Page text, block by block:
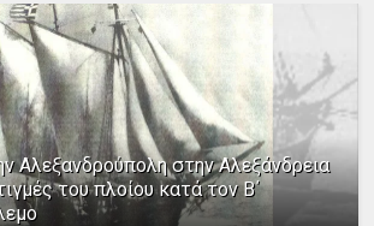
Αλεξανδρούπολη στην Αλεξάνδρεια
του πλοίου κατά τον Β΄